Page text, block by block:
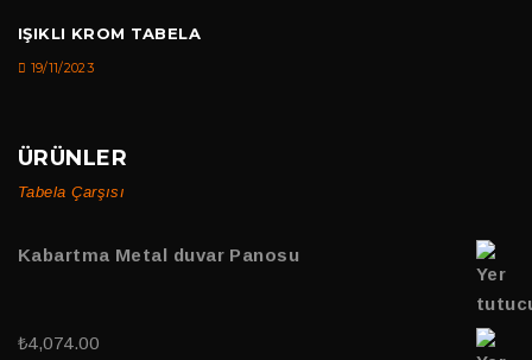
IŞIKLI KROM TABELA
19/11/2023
ÜRÜNLER
Tabela Çarşısı
Kabartma Metal duvar Panosu
₺4,074.00